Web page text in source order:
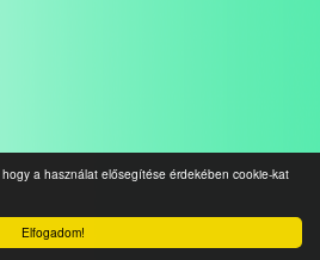
Elfogadom!
a használat elősegítése érdekében cookie-kat